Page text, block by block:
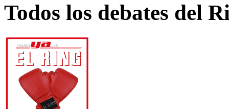
Todos los debates del